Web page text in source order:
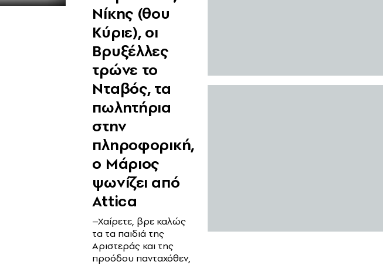
Νίκης (θου
Κύριε), οι
Βρυξέλλες
τρώνε το
Νταβός, τα
πωλητήρια
στην
πληροφορική,
ο Μάριος
ψωνίζει από
Attica
–Χαίρετε, βρε καλώς
τα τα παιδιά της
Αριστεράς και της
προόδου πανταχόθεν,